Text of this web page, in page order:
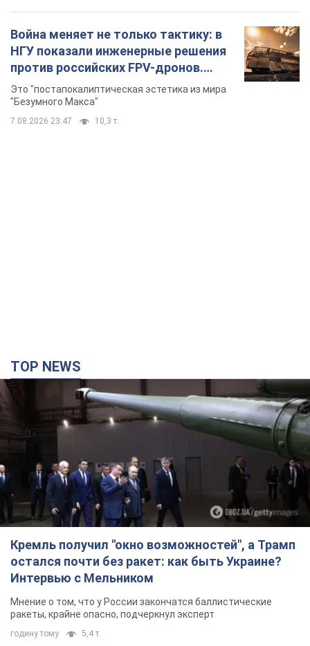
Война меняет не только тактику: в
НГУ показали инженерные решения
против российских FPV-дронов.
Фото
Это "постапокалиптическая эстетика из мира
"Безумного Макса"
7.08.2026 23:47 10,3 т.
TOP NEWS
Кремль получил "окно возможностей", а Трамп
остался почти без ракет: как быть Украине?
Интервью с Мельником
Мнение о том, что у России закончатся баллистические
ракеты, крайне опасно, подчеркнул эксперт
годину тому 5,4 т.